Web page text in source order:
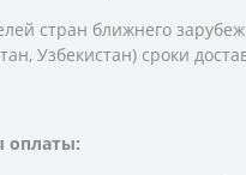
стран ближнего
Узбекистан) сроки
оплаты: